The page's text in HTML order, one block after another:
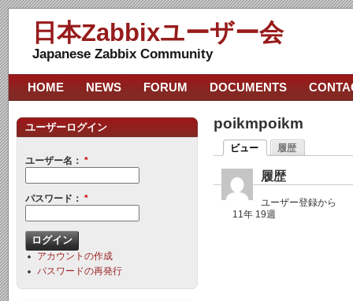
日本Zabbixユーザー会
Japanese Zabbix Community
poikmpoikm
ビュー 履歴
履歴
ユーザー登録から
11年 19週
HOME NEWS FORUM DOCUMENTS
ユーザーログイン
ユーザー名： *
パスワード： *
アカウントの作成
パスワードの再発行